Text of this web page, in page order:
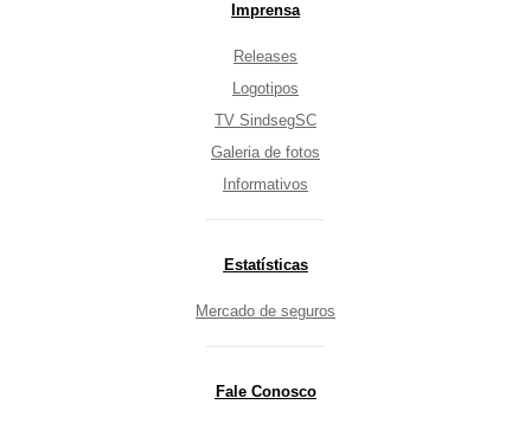
Imprensa
Releases
Logotipos
TV SindsegSC
Galeria de fotos
Informativos
Estatísticas
Mercado de seguros
Fale Conosco